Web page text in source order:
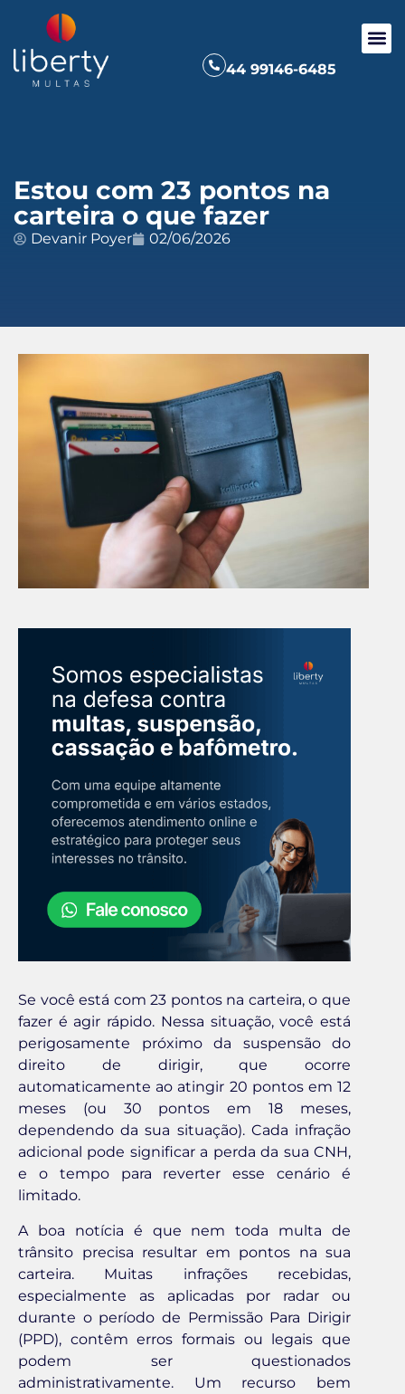
44 99146-6485
Estou com 23 pontos na
carteira o que fazer
Devanir Poyer 02/06/2026
Se você está com 23 pontos na carteira, o que
fazer é agir rápido. Nessa situação, você está
perigosamente próximo da suspensão do
direito de dirigir, que ocorre
automaticamente ao atingir 20 pontos em 12
meses (ou 30 pontos em 18 meses,
dependendo da sua situação). Cada infração
adicional pode significar a perda da sua CNH,
e o tempo para reverter esse cenário é
limitado.
A boa notícia é que nem toda multa de
trânsito precisa resultar em pontos na sua
carteira. Muitas infrações recebidas,
especialmente as aplicadas por radar ou
durante o período de Permissão Para Dirigir
(PPD), contêm erros formais ou legais que
podem ser questionados
administrativamente. Um recurso bem